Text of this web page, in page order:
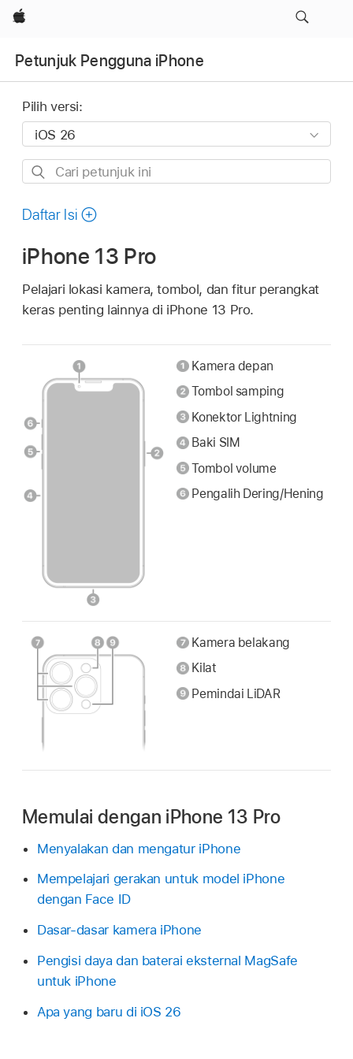
Apple
Petunjuk Pengguna iPhone
Pilih versi:
Cari
ini
Daftar Isi
iPhone 13 Pro
Pelajari lokasi kamera, tombol, dan fitur perangkat
keras penting lainnya di iPhone 13 Pro.
Kamera depan
Tombol samping
Konektor Lightning
Baki SIM
Tombol volume
Pengalih Dering/Hening
Kamera belakang
Kilat
Pemindai LiDAR
Memulai dengan iPhone 13 Pro
Menyalakan dan mengatur iPhone
Mempelajari gerakan untuk model iPhone
dengan Face ID
Dasar-dasar kamera iPhone
Pengisi daya dan baterai eksternal MagSafe
untuk iPhone
Apa yang baru di iOS 26